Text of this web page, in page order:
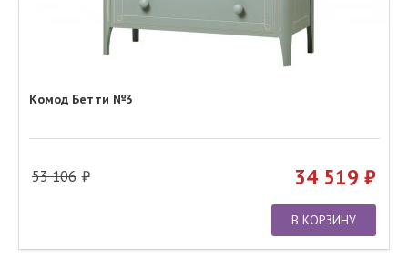
Комод Бетти №3
53 106 34 519
В КОРЗИНУ